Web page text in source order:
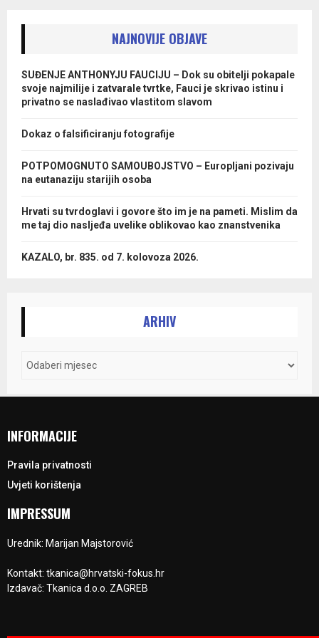
NAJNOVIJE OBJAVE
SUĐENJE ANTHONYJU FAUCIJU – Dok su obitelji pokapale
svoje najmilije i zatvarale tvrtke, Fauci je skrivao istinu i
privatno se naslađivao vlastitom slavom
Dokaz o falsificiranju fotografije
POTPOMOGNUTO SAMOUBOJSTVO – Europljani pozivaju
na eutanaziju starijih osoba
Hrvati su tvrdoglavi i govore što im je na pameti. Mislim da
me taj dio nasljeđa uvelike oblikovao kao znanstvenika
KAZALO, br. 835. od 7. kolovoza 2026.
ARHIV
INFORMACIJE
Pravila privatnosti
Uvjeti korištenja
IMPRESSUM
Urednik: Marijan Majstorović
Kontakt: tkanica@hrvatski-fokus.hr
Izdavač: Tkanica d.o.o. ZAGREB